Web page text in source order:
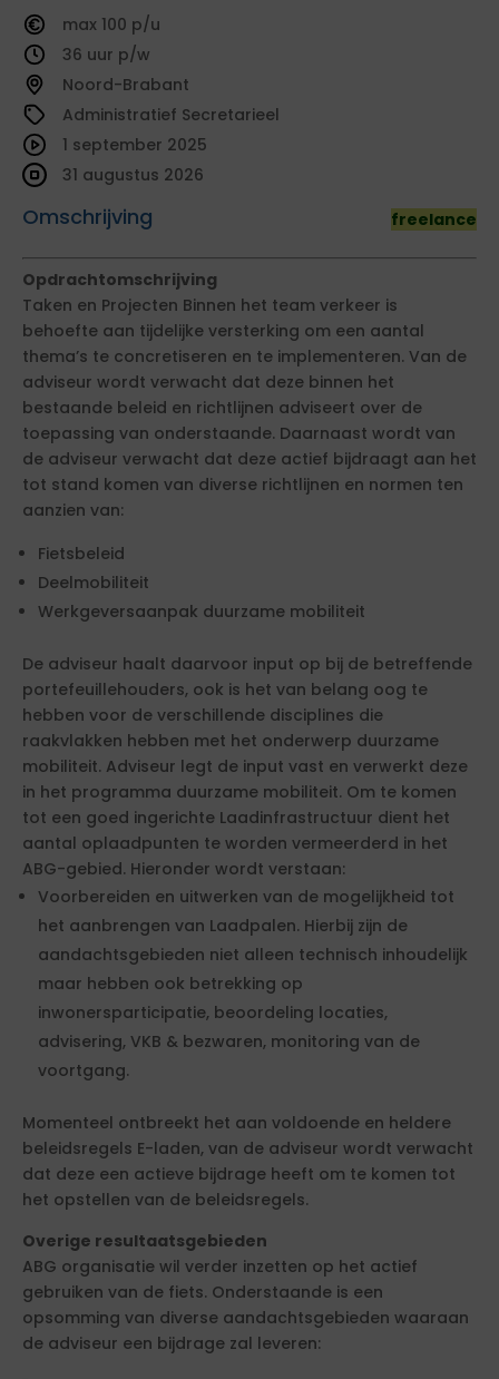
100
36
Noord-Brabant
Administratief Secretarieel
Omschrijving freelance
1 september 2025
31 augustus 2026
Opdrachtomschrijving
Taken en Projecten Binnen het team verkeer is
behoefte aan tijdelijke versterking om een aantal
thema’s te concretiseren en te implementeren. Van de
adviseur wordt verwacht dat deze binnen het
bestaande beleid en richtlijnen adviseert over de
toepassing van onderstaande. Daarnaast wordt van
de adviseur verwacht dat deze actief bijdraagt aan het
tot stand komen van diverse richtlijnen en normen ten
aanzien van:
Fietsbeleid
Deelmobiliteit
Werkgeversaanpak duurzame mobiliteit
De adviseur haalt daarvoor input op bij de betreffende
portefeuillehouders, ook is het van belang oog te
hebben voor de verschillende disciplines die
raakvlakken hebben met het onderwerp duurzame
mobiliteit. Adviseur legt de input vast en verwerkt deze
in het programma duurzame mobiliteit. Om te komen
tot een goed ingerichte Laadinfrastructuur dient het
aantal oplaadpunten te worden vermeerderd in het
ABG-gebied. Hieronder wordt verstaan:
Voorbereiden en uitwerken van de mogelijkheid tot
het aanbrengen van Laadpalen. Hierbij zijn de
aandachtsgebieden niet alleen technisch inhoudelijk
maar hebben ook betrekking op
inwonersparticipatie, beoordeling locaties,
advisering, VKB & bezwaren, monitoring van de
voortgang.
Momenteel ontbreekt het aan voldoende en heldere
beleidsregels E-laden, van de adviseur wordt verwacht
dat deze een actieve bijdrage heeft om te komen tot
het opstellen van de beleidsregels.
Overige resultaatsgebieden
ABG organisatie wil verder inzetten op het actief
gebruiken van de fiets. Onderstaande is een
opsomming van diverse aandachtsgebieden waaraan
de adviseur een bijdrage zal leveren: